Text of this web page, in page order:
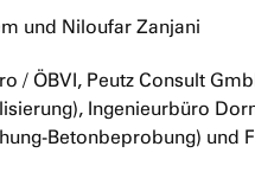
und Niloufar Zanjani
/ ÖBVI, Peutz Consult
Ingenieurbüro
Betonbeprobung) und